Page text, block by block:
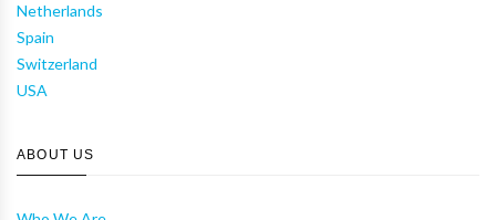
Netherlands
Spain
Switzerland
USA
ABOUT US